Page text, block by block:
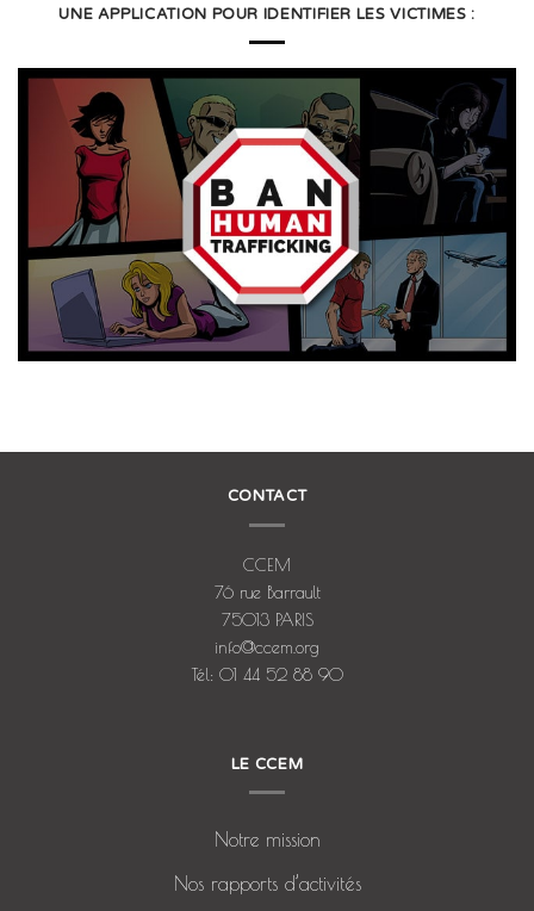
UNE APPLICATION POUR IDENTIFIER LES VICTIMES :
CONTACT
CCEM
76 rue Barrault
75013 PARIS
info@ccem.org
Tél: 01 44 52 88 90
LE CCEM
Notre mission
Nos rapports d’activités